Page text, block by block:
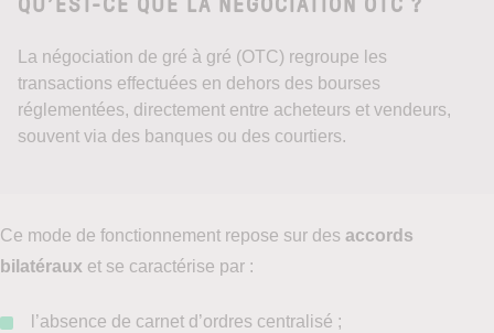
La négociation de gré à gré (OTC) regroupe les
transactions effectuées en dehors des bourses
réglementées, directement entre acheteurs et vendeurs,
souvent via des banques ou des courtiers.
Ce mode de fonctionnement repose sur des accords
bilatéraux et se caractérise par :
l’absence de carnet d’ordres centralisé ;